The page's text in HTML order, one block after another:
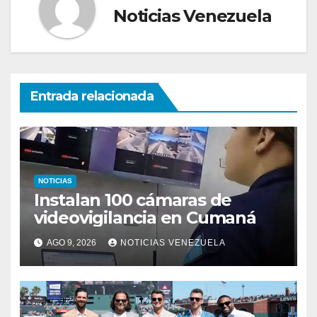
Noticias Venezuela
Entrada relacionada
NOTICIAS
Instalan 100 cámaras de
videovigilancia en Cumaná
AGO 9, 2026 NOTICIAS VENEZUELA